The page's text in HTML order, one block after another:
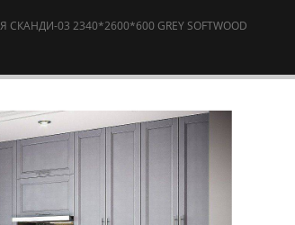
СКАНДИ-03 2340*2600*600 GREY SOFTWOOD